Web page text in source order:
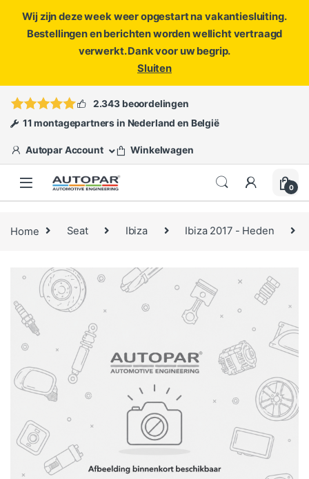
Wij zijn deze week weer opgestart na vakantiesluiting.
Bestellingen en berichten worden wellicht vertraagd
verwerkt. Dank voor uw begrip.
Sluiten
ofopen een ticket
2.343 beoordelingen
11 montagepartners in Nederland en België
Autopar Account Winkelwagen
0
Home Seat Ibiza Ibiza 2017 - Heden